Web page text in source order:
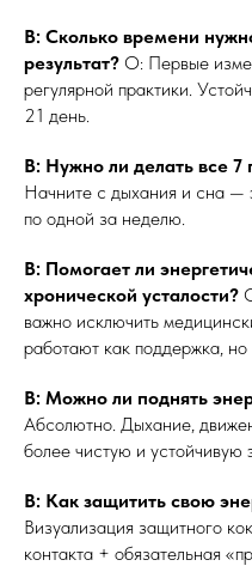
В: Сколько времени
результат? О: Первые
регулярной практики.
21 день.
В: Нужно ли делать все 7
Начните с дыхания и сна —
по одной за неделю.
В: Помогает ли
хронической усталости?
важно исключить
работают как поддержка,
В: Можно ли поднять
Абсолютно. Дыхание,
более чистую и устойчивую
В: Как защитить свою
Визуализация защитного
контакта + обязательная